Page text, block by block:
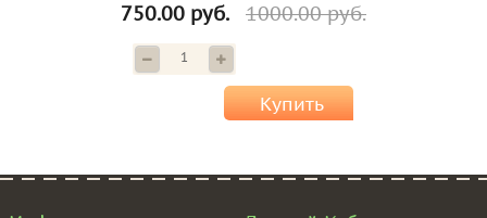
750.00 руб. 1000.00 руб.
Купить